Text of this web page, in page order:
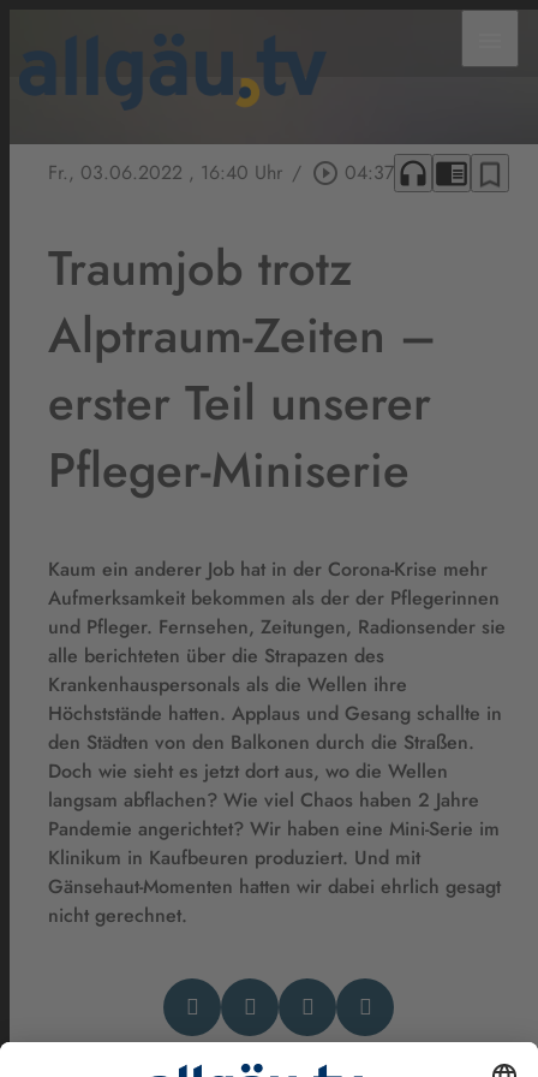
Fr., 03.06.2022 , 16:40 Uhr / play_circle_outline 04:37 headphones chrome_reader_mode bookmark_border
Traumjob trotz
Alptraum-Zeiten –
erster Teil unserer
Pfleger-Miniserie
Kaum ein anderer Job hat in der Corona-Krise mehr
Aufmerksamkeit bekommen als der der Pflegerinnen
und Pfleger. Fernsehen, Zeitungen, Radionsender sie
alle berichteten über die Strapazen des
Krankenhauspersonals als die Wellen ihre
Höchststände hatten. Applaus und Gesang schallte in
den Städten von den Balkonen durch die Straßen.
Doch wie sieht es jetzt dort aus, wo die Wellen
langsam abflachen? Wie viel Chaos haben 2 Jahre
Pandemie angerichtet? Wir haben eine Mini-Serie im
Klinikum in Kaufbeuren produziert. Und mit
Gänsehaut-Momenten hatten wir dabei ehrlich gesagt
nicht gerechnet.